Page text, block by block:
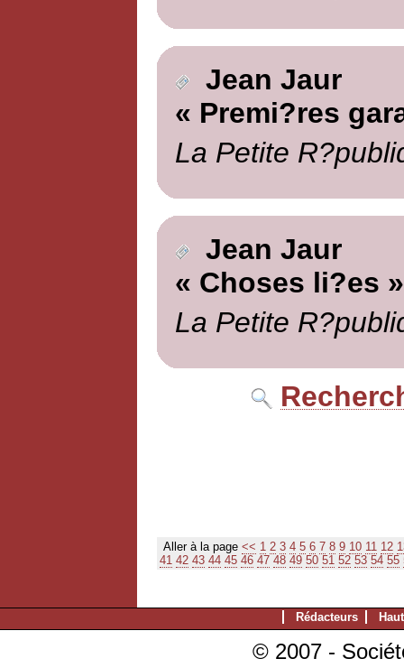
Jean Jaur
« Premi?res
La Petite
Jean Jaur
« Choses li?es »
La Petite
Aller à la page << 1 2 3 4 5 6 7 8 9 10 11 12
41 42 43 44 45 46 47 48 49 50 51 52 53 54 55
Rédacteurs
© 2007 -